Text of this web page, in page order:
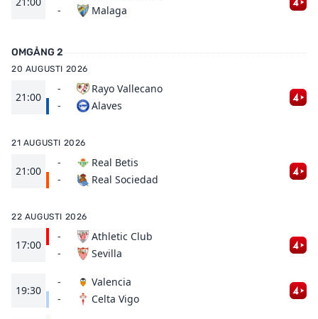
-
Malaga
OMGÅNG 2
20 AUGUSTI 2026
21:00
-
-
Rayo Vallecano
Alaves
21 AUGUSTI 2026
21:00
-
-
Real Betis
Real Sociedad
22 AUGUSTI 2026
17:00
-
-
Athletic Club
Sevilla
19:30
-
-
Valencia
Celta Vigo